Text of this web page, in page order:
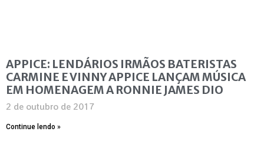
APPICE: LENDÁRIOS IRMÃOS BATERISTAS
CARMINE E VINNY APPICE LANÇAM MÚSICA
EM HOMENAGEM A RONNIE JAMES DIO
2 de outubro de 2017
Continue lendo »